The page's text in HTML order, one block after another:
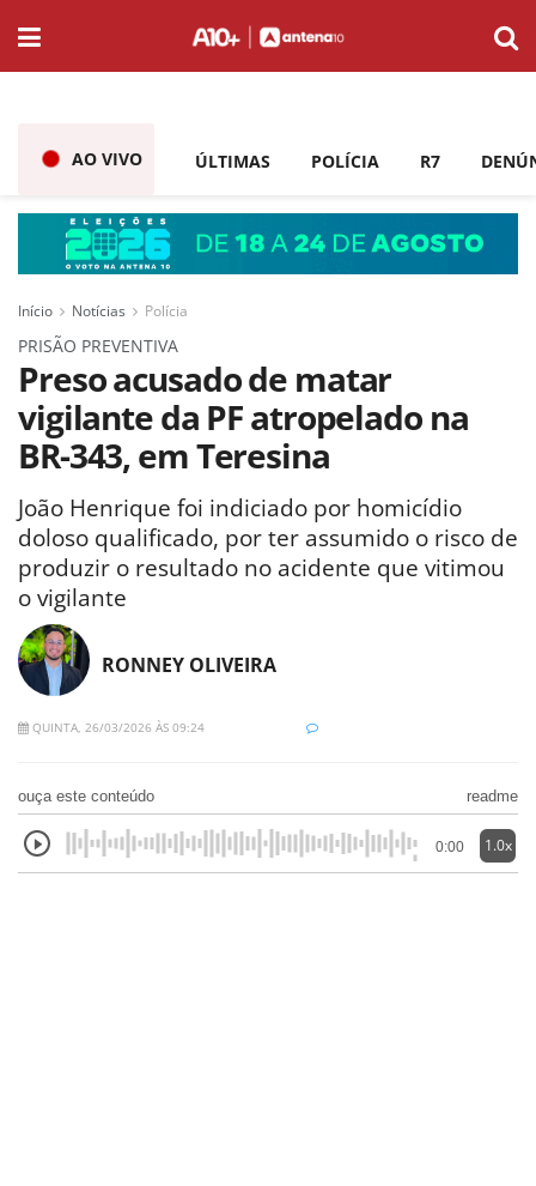
AO VIVO ÚLTIMAS POLÍCIA R7
Início Notícias Polícia
PRISÃO PREVENTIVA
Preso acusado de matar
vigilante da PF atropelado na
BR-343, em Teresina
João Henrique foi indiciado por homicídio
doloso qualificado, por ter assumido o risco de
produzir o resultado no acidente que vitimou
o vigilante
RONNEY OLIVEIRA
QUINTA, 26/03/2026 ÀS 09:24
ouça este conteúdo readme
0:00 1.0x